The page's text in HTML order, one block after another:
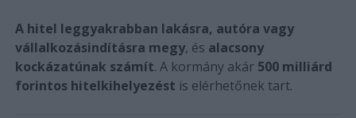
A hitel leggyakrabban lakásra, autóra vagy
vállalkozásindításra megy, és alacsony
kockázatúnak számít. A kormány akár 500 milliárd
forintos hitelkihelyezést is elérhetőnek tart.